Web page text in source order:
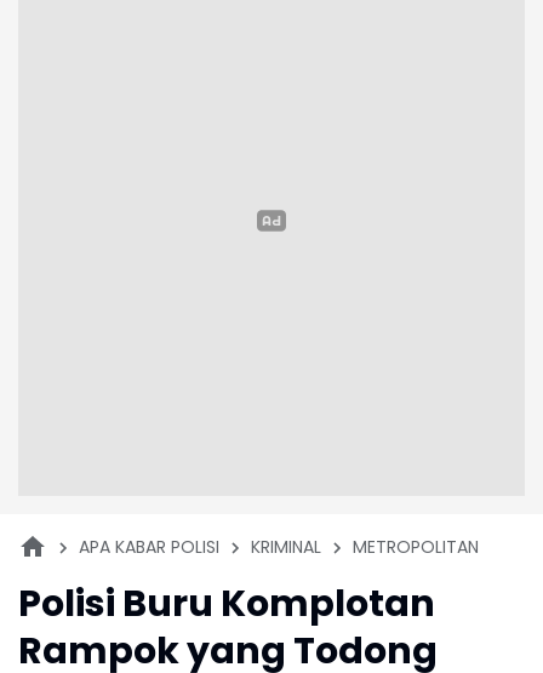
APA KABAR POLISI KRIMINAL METROPOLITAN
Polisi Buru Komplotan
Rampok yang Todong